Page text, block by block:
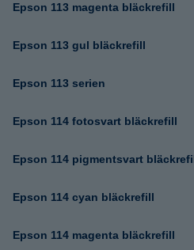
Epson 113 magenta bläckrefill
Epson 113 gul bläckrefill
Epson 113 serien
Epson 114 fotosvart bläckrefill
Epson 114 pigmentsvart
Epson 114 cyan bläckrefill
Epson 114 magenta bläckrefill